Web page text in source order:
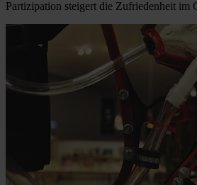
Partizipation steigert die Zufriedenheit im